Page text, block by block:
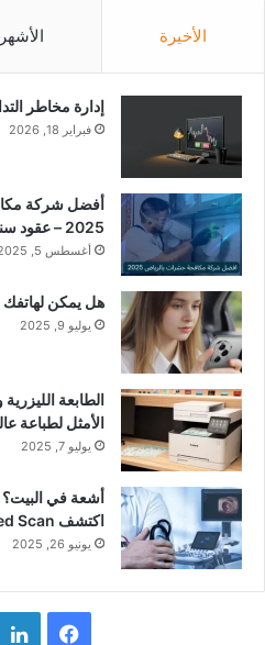
الأخيرة الأشهر
إدارة مخاطر
فبراير 18, 2026
أفضل شركة
2025 – عقود سنوية وحلول فعالة
أغسطس 5, 2025
هل يمكن
يوليو 9, 2025
الطابعة الليزرية
الأمثل لطباعة
يوليو 7, 2025
أشعة في البيت؟
اكتشف Speed Scan
يونيو 26, 2025
فيسبوك